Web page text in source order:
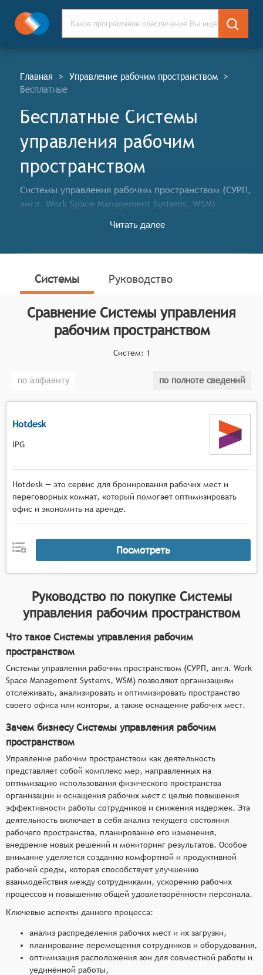
Главная > Управление рабочим пространством >
Бесплатные
Бесплатные Системы
управления рабочим
пространством
Системы управления рабочим пространством (СУРП,
англ. Work Space Management Systems, WSM)
анализировать и оптимизировать пространство
Классификатор программных продуктов Соваре
определяет конкретные функциональные критерии
для систем. Для того, чтобы быть представленными
на рынке Системы управления рабочим
пространством, системы должны иметь следующие
функциональные возможности:
цифровыми моделями офисных пространств,
включая планировку помещений и
инструменты для отслеживания занятости
оптимизировать использование пространства,
функции для планирования и управления
перемещением сотрудников и ресурсов внутри
офиса,
механизмы для учёта и контроля оснащения
возможности для настройки параметров
рабочих зон в соответствии с требованиями
деятельности.
Читать далее
Системы Руководство
Сравнение Системы управления
рабочим пространством
Систем: 1
по алфавиту по полноте сведений
Hotdesk
IPG
Hotdesk — это сервис для бронирования рабочих мест и
переговорных комнат, который помогает оптимизировать
офис и экономить на аренде.
Посмотреть
Руководство по покупке Системы
управления рабочим пространством
Что такое Системы управления рабочим
пространством
Системы управления рабочим пространством (СУРП, англ. Work
Space Management Systems, WSM) позволяют организациям
отслеживать, анализировать и оптимизировать пространство
своего офиса или конторы, а также оснащение рабочих мест.
Зачем бизнесу Системы управления рабочим
пространством
Управление рабочим пространством как деятельность
представляет собой комплекс мер, направленных на
оптимизацию использования физического пространства
организации и оснащения рабочих мест с целью повышения
эффективности работы сотрудников и снижения издержек. Эта
деятельность включает в себя анализ текущего состояния
рабочего пространства, планирование его изменения,
внедрение новых решений и мониторинг результатов. Особое
внимание уделяется созданию комфортной и продуктивной
рабочей среды, которая способствует улучшению
взаимодействия между сотрудниками, ускорению рабочих
процессов и повышению общей удовлетворённости персонала.
Ключевые аспекты данного процесса:
анализ распределения рабочих мест и их загрузки,
планирование перемещения сотрудников и оборудования,
оптимизация расположения зон для совместной работы и
уединённой работы,